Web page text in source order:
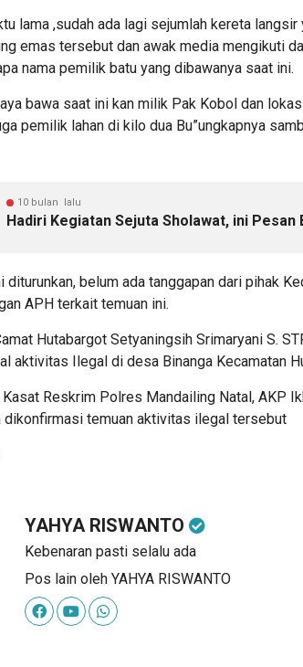
lama ,sudah ada lagi sejumlah kereta
emas tersebut dan awak media mengikuti
nama pemilik batu yang dibawanya saat ini.
bawa saat ini kan milik Pak Kobol dan
pemilik lahan di kilo dua Bu”ungkapnya
10 bulan lalu
Hadiri Kegiatan Sejuta Sholawat, ini Pesan
diturunkan, belum ada tanggapan dari pihak
APH terkait temuan ini.
Hutabargot Setyaningsih Srimaryani S.
aktivitas Ilegal di desa Binanga Kecamatan
Reskrim Polres Mandailing Natal, AKP
dikonfirmasi temuan aktivitas ilegal tersebut
YAHYA RISWANTO
Kebenaran pasti selalu ada
Pos lain oleh YAHYA RISWANTO